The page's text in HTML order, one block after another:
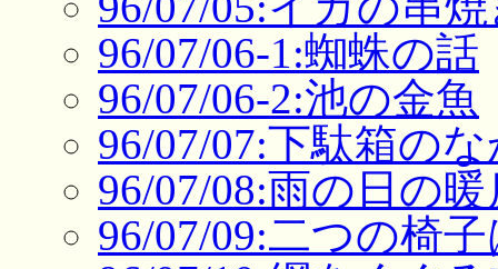
96/07/06-1:蜘蛛の話
96/07/06-2:池の金魚
96/07/07:下駄箱の
96/07/08:雨の日の
96/07/09:二つの椅